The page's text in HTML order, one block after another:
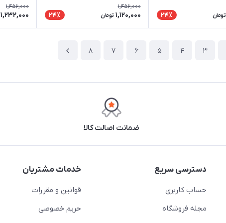
تومان 24٪
1,456,000
1,120,000 تومان 24٪
1,456,000
1,232,000
3
4
5
6
7
8
ضمانت اصالت کالا
دسترسی سریع
حساب کاربری
مجله فروشگاه
خدمات مشتریان
قوانین و مقررات
حریم خصوصی